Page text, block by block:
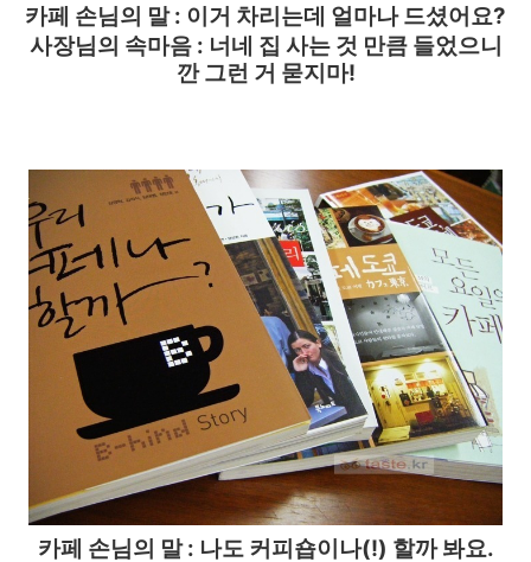
카페 손님의 말 : 이거 차리는데 얼마나 드셨어요?
사장님의 속마음 : 너네 집 사는 것 만큼 들었으니
깐 그런 거 묻지마!
카페 손님의 말 : 나도 커피숍이나(!) 할까 봐요.